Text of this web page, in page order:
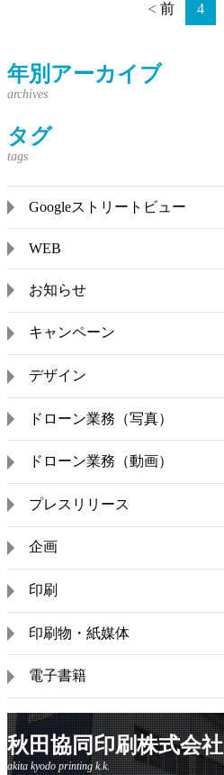
前 4
年別アーカイブ
タグ
Googleストリートビュー
WEB
お知らせ
キャンペーン
デザイン
ドローン業務（写真）
ドローン業務（動画）
プレスリリース
企画
印刷
印刷物・紙媒体
電子書籍
秋田協同印刷株式会社